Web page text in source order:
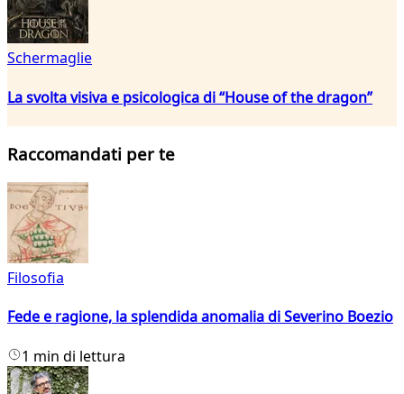
Schermaglie
La svolta visiva e psicologica di “House of the dragon”
Raccomandati per te
Filosofia
Fede e ragione, la splendida anomalia di Severino Boezio
1 min di lettura